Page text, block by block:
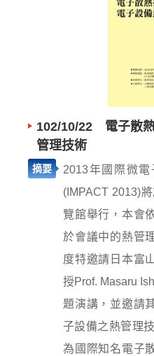
102/10/22 電子散
管理技術
摘要
2013年國際微
(IMPACT 2013)
覽館舉行，本會
於會議中的熱管
度特邀請日本富
授Prof. Masaru
題演講，並邀請
子設備之熱管理
為國際知名電子